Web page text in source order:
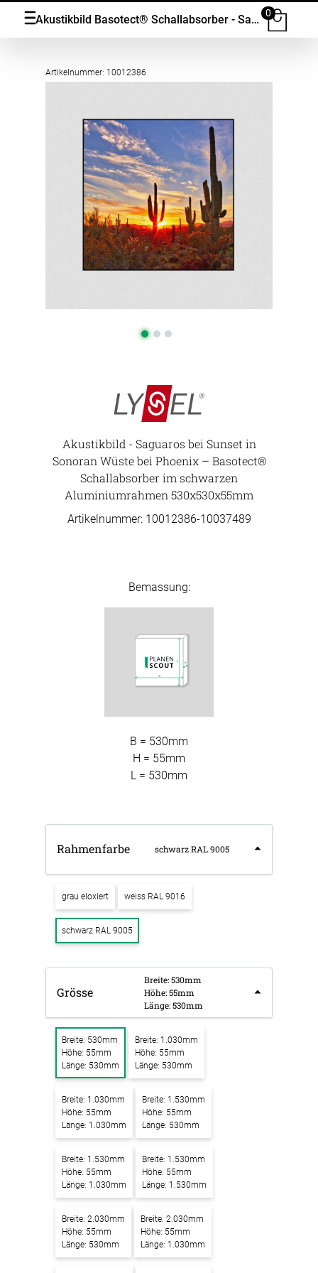
Akustikbild Basotect® Schallabsorber - Saguaros bei Sunset in Sonoran Wüste bei Phoenix in vielen Grössen
0
Artikelnummer: 10012386
Akustikbild - Saguaros bei Sunset in
Sonoran Wüste bei Phoenix – Basotect®
Schallabsorber im schwarzen
Aluminiumrahmen 530x530x55mm
Artikelnummer: 10012386-10037489
Bemassung:
B = 530mm
H = 55mm
L = 530mm
Rahmenfarbe schwarz RAL 9005
grau eloxiert weiss RAL 9016
schwarz RAL 9005
Grösse
Breite: 530mm
Höhe: 55mm
Länge: 530mm
Breite: 530mm
Höhe: 55mm
Länge: 530mm
Breite: 1.030mm
Höhe: 55mm
Länge: 530mm
Breite: 1.030mm
Höhe: 55mm
Länge: 1.030mm
Breite: 1.530mm
Höhe: 55mm
Länge: 530mm
Breite: 1.530mm
Höhe: 55mm
Länge: 1.030mm
Breite: 1.530mm
Höhe: 55mm
Länge: 1.530mm
Breite: 2.030mm
Höhe: 55mm
Länge: 530mm
Breite: 2.030mm
Höhe: 55mm
Länge: 1.030mm